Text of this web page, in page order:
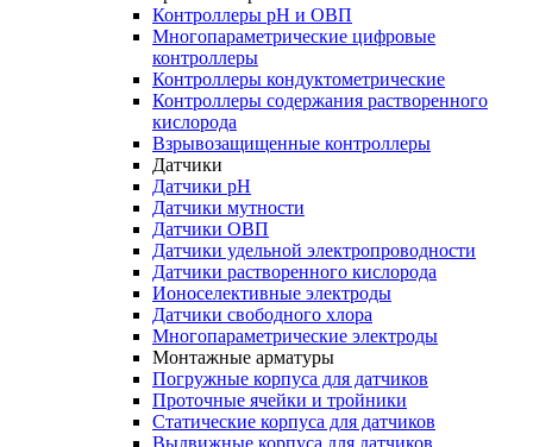
Контроллеры рН и ОВП
Многопараметрические цифровые
контроллеры
Контроллеры кондуктометрические
Контроллеры содержания растворенного
кислорода
Взрывозащищенные контроллеры
Датчики
Датчики рН
Датчики мутности
Датчики ОВП
Датчики удельной электропроводности
Датчики растворенного кислорода
Ионоселективные электроды
Датчики свободного хлора
Многопараметрические электроды
Монтажные арматуры
Погружные корпуса для датчиков
Проточные ячейки и тройники
Статические корпуса для датчиков